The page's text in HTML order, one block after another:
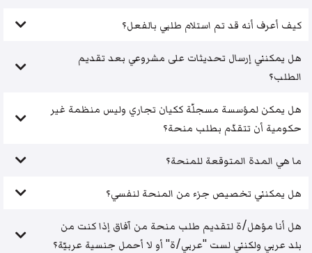
كيف أعرف أنه قد تم استلام طلبي بالفعل؟
هل يمكنني إرسال تحديثات على مشروعي بعد تقديم
الطلب؟
هل يمكن لمؤسسة مسجلّة ككيان تجاري وليس منظمة غير
حكومية أن تتقدّم بطلب منحة؟
ما هي المدة المتوقعة للمنحة؟
هل يمكنني تخصيص جزء من المنحة لنفسي؟
هل أنا مؤهل/ة لتقديم طلب منحة من آفاق إذا كنت من
بلد عربي ولكنني لست "عربي/ة" أو لا أحمل جنسية عربيّة؟